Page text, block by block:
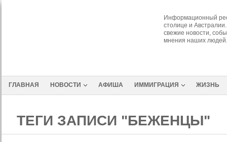
Информационный
столице и
свежие новости,
мнения наших людей.
ГЛАВНАЯ НОВОСТИ АФИША ИММИГРАЦИЯ ЖИЗНЬ
ТЕГИ ЗАПИСИ "БЕЖЕНЦЫ"